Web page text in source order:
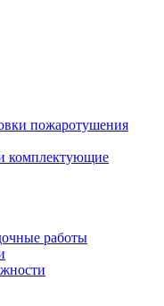
пожаротушения
комплектующие
работы